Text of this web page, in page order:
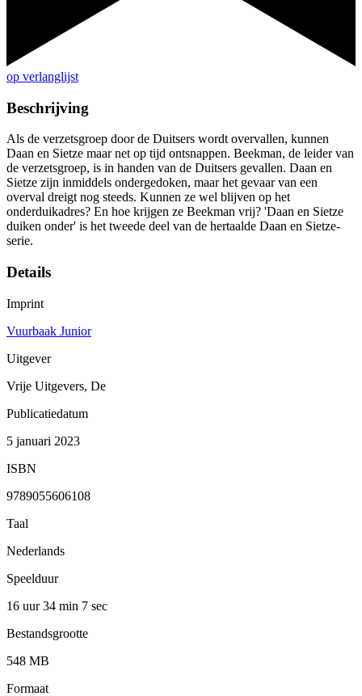
op verlanglijst
Beschrijving
Als de verzetsgroep door de Duitsers wordt overvallen, kunnen
Daan en Sietze maar net op tijd ontsnappen. Beekman, de leider van
de verzetsgroep, is in handen van de Duitsers gevallen. Daan en
Sietze zijn inmiddels ondergedoken, maar het gevaar van een
overval dreigt nog steeds. Kunnen ze wel blijven op het
onderduikadres? En hoe krijgen ze Beekman vrij? 'Daan en Sietze
duiken onder' is het tweede deel van de hertaalde Daan en Sietze-
serie.
Details
Imprint
Vuurbaak Junior
Uitgever
Vrije Uitgevers, De
Publicatiedatum
5 januari 2023
ISBN
9789055606108
Taal
Nederlands
Speelduur
16 uur 34 min 7 sec
Bestandsgrootte
548 MB
Formaat